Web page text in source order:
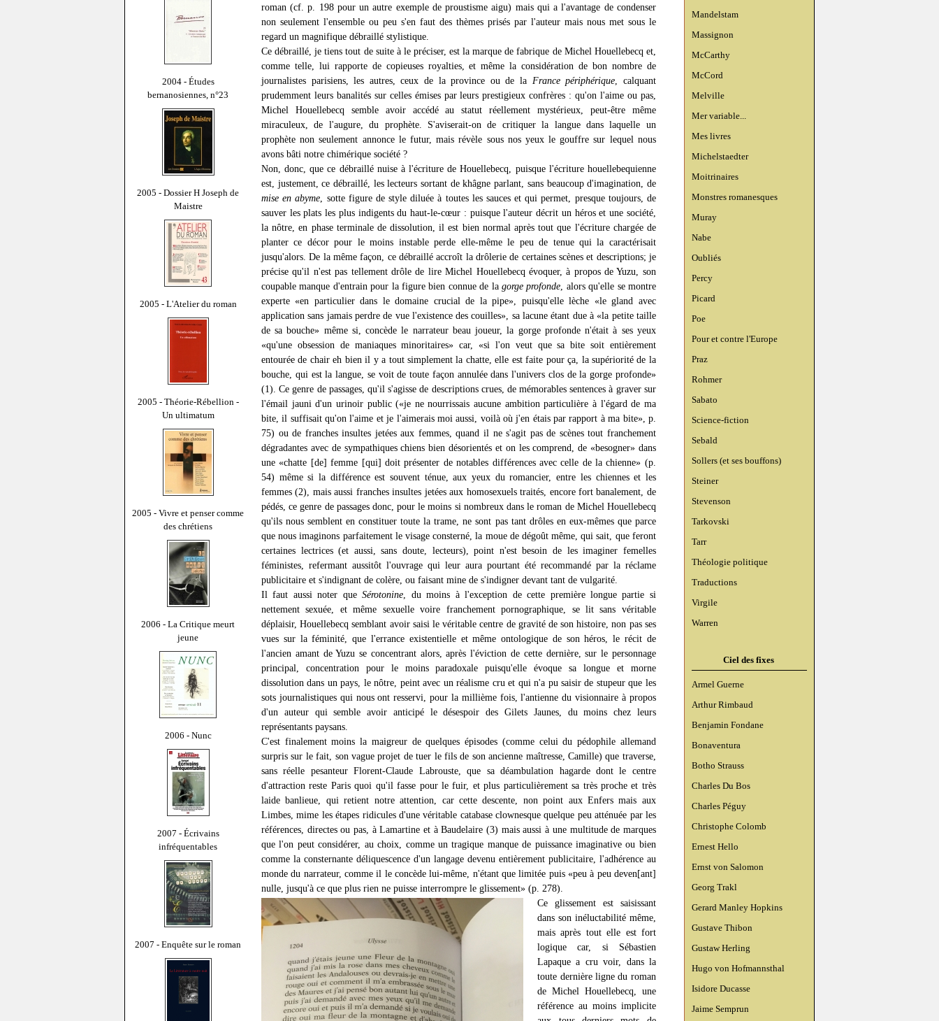
2004 - Études
bernanosiennes, n°23
2005 - Dossier H Joseph de
Maistre
2005 - L'Atelier du roman
2005 - Théorie-Rébellion -
Un ultimatum
2005 - Vivre et penser comme
des chrétiens
2006 - La Critique meurt
jeune
2006 - Nunc
2007 - Écrivains
infréquentables
2007 - Enquête sur le roman
Mandelstam
Massignon
McCarthy
McCord
Melville
Mer variable...
Mes livres
Michelstaedter
Moitrinaires
Monstres romanesques
Muray
Nabe
Oubliés
Percy
Picard
Poe
Pour et contre l'Europe
Praz
Rohmer
Sabato
Science-fiction
Sebald
Sollers (et ses bouffons)
Steiner
Stevenson
Tarkovski
Tarr
Théologie politique
Traductions
Virgile
Warren
Ciel des fixes
Armel Guerne
Arthur Rimbaud
Benjamin Fondane
Bonaventura
Botho Strauss
Charles Du Bos
Charles Péguy
Christophe Colomb
Ernest Hello
Ernst von Salomon
Georg Trakl
Gerard Manley Hopkins
Gustave Thibon
Gustaw Herling
Hugo von Hofmannsthal
Isidore Ducasse
Jaime Semprun
roman (cf. p. 198 pour un autre exemple de proustisme aigu) mais qui a l'avantage de condenser
non seulement l'ensemble ou peu s'en faut des thèmes prisés par l'auteur mais nous met sous le
regard un magnifique débraillé stylistique.
Ce débraillé, je tiens tout de suite à le préciser, est la marque de fabrique de Michel Houellebecq et,
comme telle, lui rapporte de copieuses royalties, et même la considération de bon nombre de
journalistes parisiens, les autres, ceux de la province ou de la France périphérique , calquant
prudemment leurs banalités sur celles émises par leurs prestigieux confrères : qu'on l'aime ou pas,
Michel Houellebecq semble avoir accédé au statut réellement mystérieux, peut-être même
miraculeux, de l'augure, du prophète. S'aviserait-on de critiquer la langue dans laquelle un
prophète non seulement annonce le futur, mais révèle sous nos yeux le gouffre sur lequel nous
avons bâti notre chimérique société ?
Non, donc, que ce débraillé nuise à l'écriture de Houellebecq, puisque l'écriture houellebequienne
est, justement, ce débraillé, les lecteurs sortant de khâgne parlant, sans beaucoup d'imagination, de
mise en abyme , sotte figure de style diluée à toutes les sauces et qui permet, presque toujours, de
sauver les plats les plus indigents du haut-le-cœur : puisque l'auteur décrit un héros et une société,
la nôtre, en phase terminale de dissolution, il est bien normal après tout que l'écriture chargée de
planter ce décor pour le moins instable perde elle-même le peu de tenue qui la caractérisait
jusqu'alors. De la même façon, ce débraillé accroît la drôlerie de certaines scènes et descriptions; je
précise qu'il n'est pas tellement drôle de lire Michel Houellebecq évoquer, à propos de Yuzu, son
coupable manque d'entrain pour la figure bien connue de la gorge profonde , alors qu'elle se montre
experte «en particulier dans le domaine crucial de la pipe», puisqu'elle lèche «le gland avec
application sans jamais perdre de vue l'existence des couilles», sa lacune étant due à «la petite taille
de sa bouche» même si, concède le narrateur beau joueur, la gorge profonde n'était à ses yeux
«qu'une obsession de maniaques minoritaires» car, «si l'on veut que sa bite soit entièrement
entourée de chair eh bien il y a tout simplement la chatte, elle est faite pour ça, la supériorité de la
bouche, qui est la langue, se voit de toute façon annulée dans l'univers clos de la gorge profonde»
(1). Ce genre de passages, qu'il s'agisse de descriptions crues, de mémorables sentences à graver sur
l'émail jauni d'un urinoir public («je ne nourrissais aucune ambition particulière à l'égard de ma
bite, il suffisait qu'on l'aime et je l'aimerais moi aussi, voilà où j'en étais par rapport à ma bite», p.
75) ou de franches insultes jetées aux femmes, quand il ne s'agit pas de scènes tout franchement
dégradantes avec de sympathiques chiens bien désorientés et on les comprend, de «besogner» dans
une «chatte [de] femme [qui] doit présenter de notables différences avec celle de la chienne» (p.
54) même si la différence est souvent ténue, aux yeux du romancier, entre les chiennes et les
femmes (2), mais aussi franches insultes jetées aux homosexuels traités, encore fort banalement, de
pédés, ce genre de passages donc, pour le moins si nombreux dans le roman de Michel Houellebecq
qu'ils nous semblent en constituer toute la trame, ne sont pas tant drôles en eux-mêmes que parce
que nous imaginons parfaitement le visage consterné, la moue de dégoût même, qui sait, que feront
certaines lectrices (et aussi, sans doute, lecteurs), point n'est besoin de les imaginer femelles
féministes, refermant aussitôt l'ouvrage qui leur aura pourtant été recommandé par la réclame
publicitaire et s'indignant de colère, ou faisant mine de s'indigner devant tant de vulgarité.
Il faut aussi noter queSérotonine , du moins à l'exception de cette première longue partie si
nettement sexuée, et même sexuelle voire franchement pornographique, se lit sans véritable
déplaisir, Houellebecq semblant avoir saisi le véritable centre de gravité de son histoire, non pas ses
vues sur la féminité, que l'errance existentielle et même ontologique de son héros, le récit de
l'ancien amant de Yuzu se concentrant alors, après l'éviction de cette dernière, sur le personnage
principal, concentration pour le moins paradoxale puisqu'elle évoque sa longue et morne
dissolution dans un pays, le nôtre, peint avec un réalisme cru et qui n'a pu saisir de stupeur que les
sots journalistiques qui nous ont resservi, pour la millième fois, l'antienne du visionnaire à propos
d'un auteur qui semble avoir anticipé le désespoir des Gilets Jaunes, du moins chez leurs
représentants paysans.
C'est finalement moins la maigreur de quelques épisodes (comme celui du pédophile allemand
surpris sur le fait, son vague projet de tuer le fils de son ancienne maîtresse, Camille) que traverse,
sans réelle pesanteur Florent-Claude Labrouste, que sa déambulation hagarde dont le centre
d'attraction reste Paris quoi qu'il fasse pour le fuir, et plus particulièrement sa très proche et très
laide banlieue, qui retient notre attention, car cette descente, non point aux Enfers mais aux
Limbes, mime les étapes ridicules d'une véritable catabase clownesque quelque peu atténuée par les
références, directes ou pas, à Lamartine et à Baudelaire (3) mais aussi à une multitude de marques
que l'on peut considérer, au choix, comme un tragique manque de puissance imaginative ou bien
comme la consternante déliquescence d'un langage devenu entièrement publicitaire, l'adhérence au
monde du narrateur, comme il le concède lui-même, n'étant que limitée puis «peu à peu deven[ant]
nulle, jusqu'à ce que plus rien ne puisse interrompre le glissement» (p. 278).
Ce glissement est saisissant
dans son inéluctabilité même,
mais après tout elle est fort
logique car, si Sébastien
Lapaque a cru voir, dans la
toute dernière ligne du roman
de Michel Houellebecq, une
référence au moins implicite